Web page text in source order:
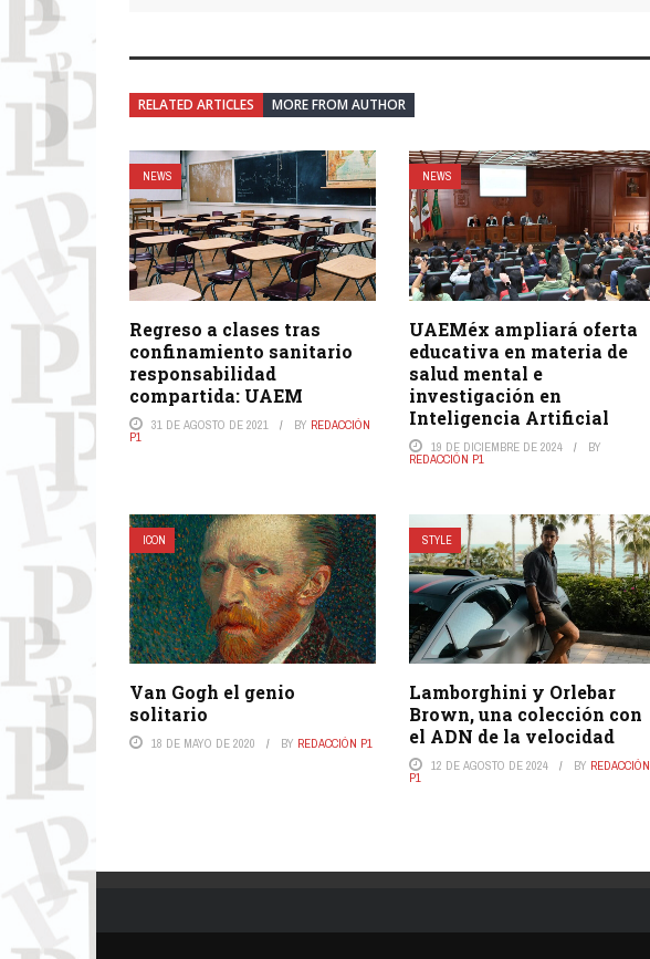
RELATED ARTICLES MORE FROM AUTHOR
NEWS
Regreso a clases tras
confinamiento sanitario
responsabilidad
compartida: UAEM
31 DE AGOSTO DE 2021 BY REDACCIÓN
P1
NEWS
UAEMéx ampliará oferta
educativa en materia de
salud mental e
investigación en
Inteligencia Artificial
19 DE DICIEMBRE DE 2024 BY
REDACCIÓN P1
ICON
Van Gogh el genio
solitario
18 DE MAYO DE 2020 BY REDACCIÓN P1
STYLE
Lamborghini y Orlebar
Brown, una colección con
el ADN de la velocidad
12 DE AGOSTO DE 2024 BY REDACCIÓN
P1